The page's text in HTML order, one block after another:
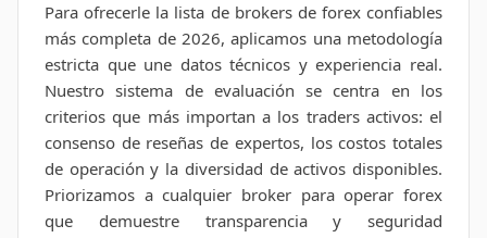
Para ofrecerle la lista de brokers de forex confiables
más completa de 2026, aplicamos una metodología
estricta que une datos técnicos y experiencia real.
Nuestro sistema de evaluación se centra en los
criterios que más importan a los traders activos: el
consenso de reseñas de expertos, los costos totales
de operación y la diversidad de activos disponibles.
Priorizamos a cualquier broker para operar forex
que demuestre transparencia y seguridad